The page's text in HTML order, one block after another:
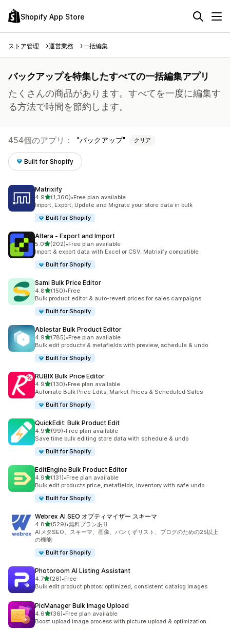
Shopify App Store
ストア管理 運営業務 一括編集
バックアップを特集したすべての一括編集アプリ
たくさんの商品があります。すべてを一度に編集す
る方法で時間を節約します。
454個のアプリ： バックアップ クリア
Built for Shopify
Matrixify
4.95つ星中
(1,360)
合計レビュー数：1360件
•Free plan available
Import, Export, Update and Migrate your store data in bulk
Built for Shopify
Altera ‑ Export and Import
5.05つ星中
(202)
合計レビュー数：202件
•Free plan available
Import & export data with Excel or CSV. Matrixify compatible
Built for Shopify
Sami Bulk Price Editor
4.85つ星中
(150)
合計レビュー数：150件
•Free
Bulk product editor & auto-revert prices for sales campaigns
Built for Shopify
Ablestar Bulk Product Editor
4.95つ星中
(785)
合計レビュー数：785件
•Free plan available
Bulk edit products & metafields with preview, schedule & undo
Built for Shopify
RUBIX Bulk Price Editor
4.95つ星中
(130)
合計レビュー数：130件
•Free plan available
Automate Bulk Price Edits, Market Prices & Scheduled Sales
Built for Shopify
QuickEdit: Bulk Product Edit
4.95つ星中
(99)
合計レビュー数：99件
•Free plan available
Save time bulk editing store data with schedule & undo
Built for Shopify
EditEngine Bulk Product Editor
4.95つ星中
(131)
合計レビュー数：131件
•Free plan available
Bulk edit products price, metafields, inventory with safe undo
Built for Shopify
Webrex AI SEO オプティマイザー スキーマ
4.85つ星中
(529)
合計レビュー数：529件
•無料プランあり
AIメタSEO、スキーマ、画像、パンくずリスト、ブログのための25以上
の機能
Built for Shopify
Photoroom AI Listing Assistant
4.75つ星中
(26)
合計レビュー数：26件
•Free
Bulk edit product photos: optimized, consistent catalog images
PicManager Bulk Image Upload
4.65つ星中
(36)
合計レビュー数：36件
•Free plan available
Boost upload image process with picture upload & optimization